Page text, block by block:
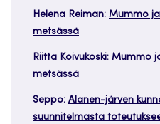
Helena Reiman: Mummo
metsässä
Riitta Koivukoski: Mummo
metsässä
Seppo: Alanen-järven
suunnitelmasta